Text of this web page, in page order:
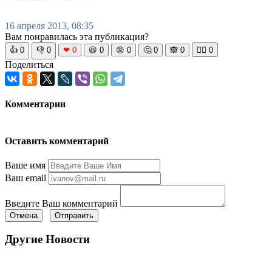
16 апреля 2013, 08:35
Вам понравилась эта публикация?
👍 0 👎 0 ❤ 0 😆 0 😡 0 🤔 0 🙈 0 🧘‍♀️ 0
Поделиться
Комментарии
Оставить комментарий
Ваше имя
Ваш email
Введите Ваш комментарий
Отмена Отправить
Другие Новости